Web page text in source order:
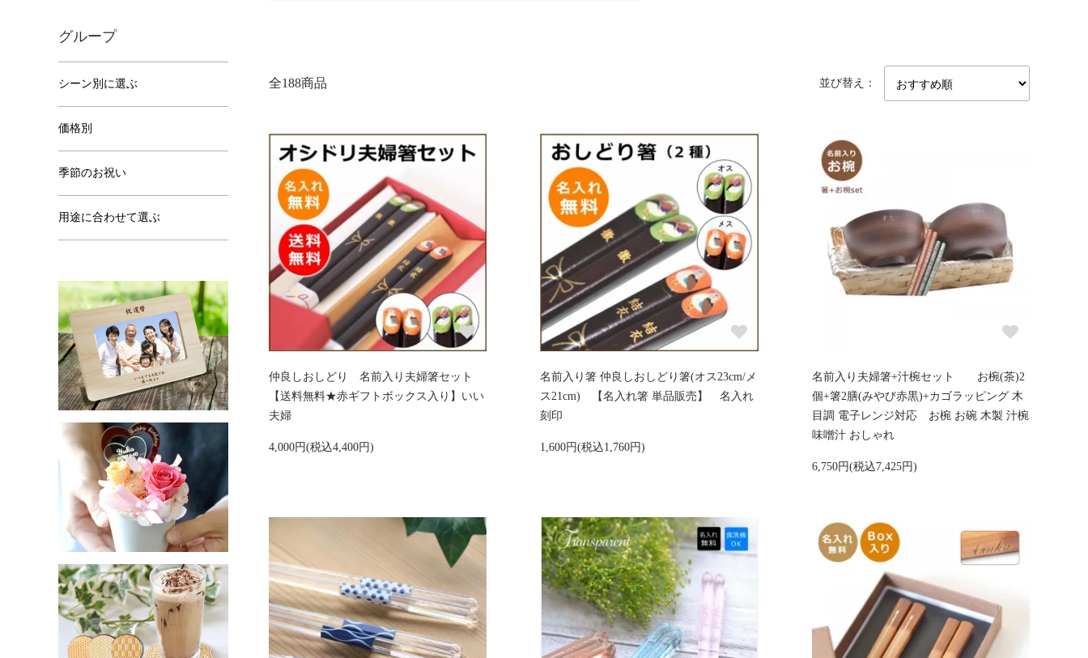
全188商品 並び替え：
仲良しおしどり 名前入り夫婦箸セット
【送料無料★赤ギフトボックス入り】いい
夫婦
4,000円(税込4,400円)
名前入り箸 仲良しおしどり箸(オス23cm/メ
ス21cm) 【名入れ箸 単品販売】 名入れ
刻印
1,600円(税込1,760円)
名前入り夫婦箸+汁椀セット お椀(茶)2
個+箸2膳(みやび赤黒)+カゴラッピング 木
目調 電子レンジ対応 お椀 お碗 木製 汁椀
味噌汁 おしゃれ
6,750円(税込7,425円)
グループ
シーン別に選ぶ
価格別
季節のお祝い
用途に合わせて選ぶ